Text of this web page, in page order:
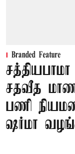
Branded Feature
சதவீத
பணி
ஷர்மா